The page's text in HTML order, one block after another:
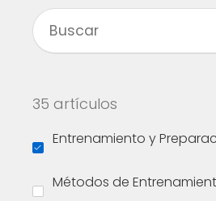
35 artículos
Entrenamiento y
Métodos de